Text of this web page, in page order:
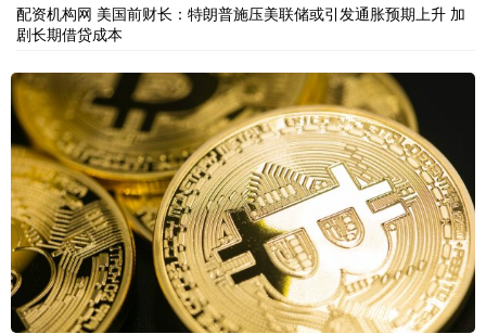
配资机构网 美国前财长：特朗普施压美联储或引发通胀预期上升 加
剧长期借贷成本